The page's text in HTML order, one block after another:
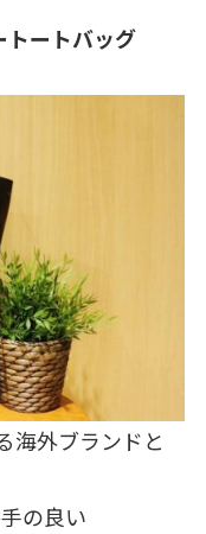
ートバッグ
海外ブランドと
の良い